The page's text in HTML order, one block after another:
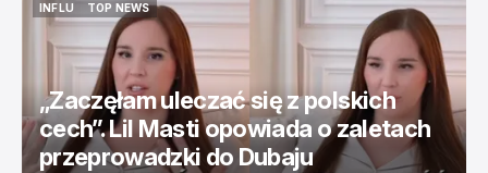
INFLU
INFLU
TOP NEWS
TOP NEWS
„Zaczęłam uleczać się z polskich
cech”. Lil Masti opowiada o zaletach
przeprowadzki do Dubaju